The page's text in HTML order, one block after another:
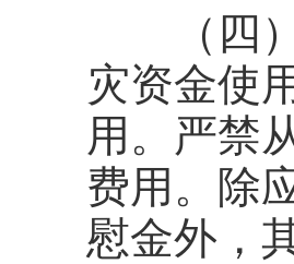
（四）
灾资金使
用。严禁
费用。除
慰金外，